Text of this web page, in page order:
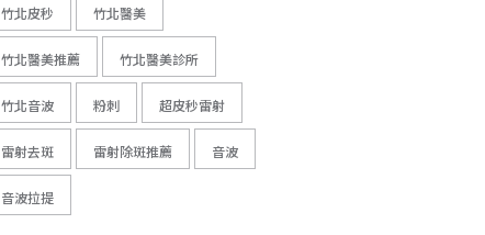
竹北皮秒 竹北醫美
竹北醫美推薦 竹北醫美診所
竹北音波 粉刺 超皮秒雷射
雷射去斑 雷射除斑推薦 音波
音波拉提